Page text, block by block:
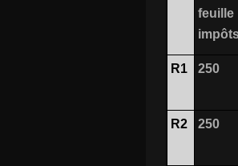
feuille
R1 250
R2 250